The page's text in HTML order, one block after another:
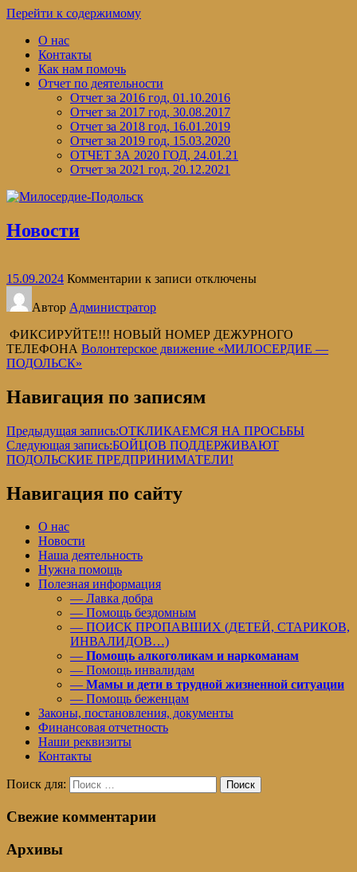
Перейти к содержимому
О нас
Контакты
Как нам помочь
Отчет по деятельности
Отчет за 2016 год, 01.10.2016
Отчет за 2017 год, 30.08.2017
Отчет за 2018 год, 16.01.2019
Отчет за 2019 год, 15.03.2020
ОТЧЕТ ЗА 2020 ГОД, 24.01.21
Отчет за 2021 год, 20.12.2021
Новости
15.09.2024 Комментарии к записи отключены
Автор Администратор
ФИКСИРУЙТЕ!!! НОВЫЙ НОМЕР ДЕЖУРНОГО
ТЕЛЕФОНА️ Волонтерское движение «МИЛОСЕРДИЕ —
ПОДОЛЬСК»
Навигация по записям
Предыдущая запись:ОТКЛИКАЕМСЯ НА ПРОСЬБЫ
Следующая запись:БОЙЦОВ ПОДДЕРЖИВАЮТ
ПОДОЛЬСКИЕ ПРЕДПРИНИМАТЕЛИ!
Навигация по сайту
О нас
Новости
Наша деятельность
Нужна помощь
Полезная информация
— Лавка добра
— Помощь бездомным
— ПОИСК ПРОПАВШИХ (ДЕТЕЙ, СТАРИКОВ,
ИНВАЛИДОВ…)
— Помощь алкоголикам и наркоманам
— Помощь инвалидам
— Мамы и дети в трудной жизненной ситуации
— Помощь беженцам
Законы, постановления, документы
Финансовая отчетность
Наши реквизиты
Контакты
Поиск для: Поиск
Свежие комментарии
Архивы